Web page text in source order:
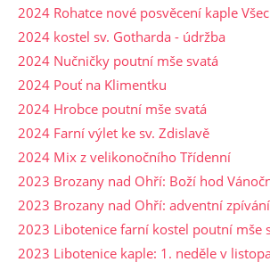
2024 Rohatce nové posvěcení kaple
2024 kostel sv. Gotharda - údržba
2024 Nučničky poutní mše svatá
2024 Pouť na Klimentku
2024 Hrobce poutní mše svatá
2024 Farní výlet ke sv. Zdislavě
2024 Mix z velikonočního Třídenní
2023 Brozany nad Ohří: Boží hod
2023 Brozany nad Ohří: adventní zpívání
2023 Libotenice farní kostel poutní mše
2023 Libotenice kaple: 1. neděle v